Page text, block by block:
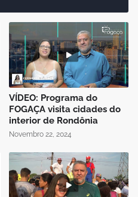
VÍDEO: Programa do
FOGAÇA visita cidades do
interior de Rondônia
Novembro 22, 2024